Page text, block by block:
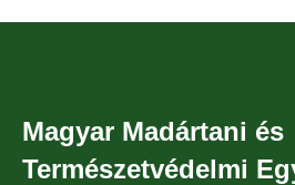
Magyar Madártani és
Természetvédelmi